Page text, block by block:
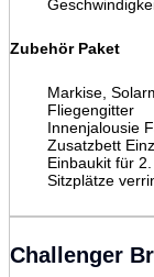
Zubehör Paket
Markise,
Fliegengitter
Innenjalousie
Zusatzbett
Einbaukit für
Sitzplätze
Challenger